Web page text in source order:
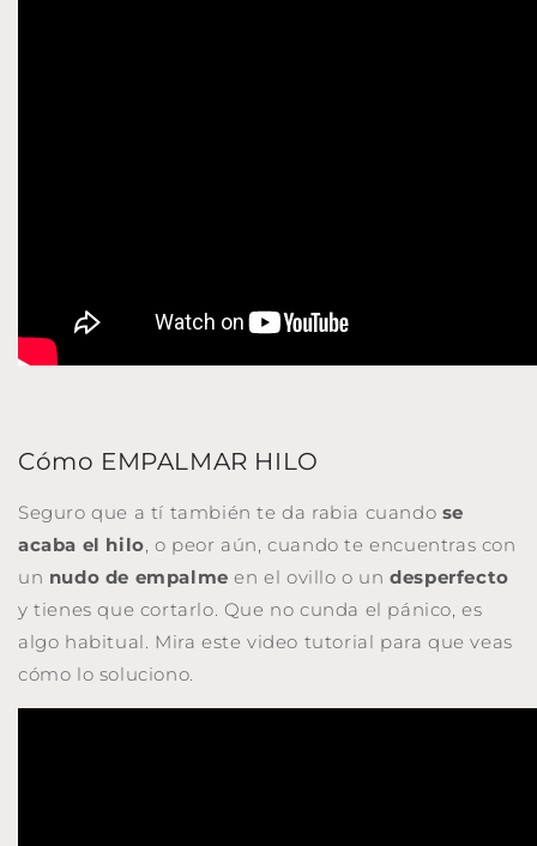
Cómo EMPALMAR HILO
Seguro que a tí también te da rabia cuando se
acaba el hilo, o peor aún, cuando te encuentras con
un nudo de empalme en el ovillo o undesperfecto
y tienes que cortarlo. Que no cunda el pánico, es
algo habitual. Mira este video tutorial para que veas
cómo lo soluciono.